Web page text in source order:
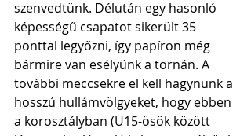
szenvedtünk. Délután egy hasonló
képességű csapatot sikerült 35
ponttal legyőzni, így papíron még
bármire van esélyünk a tornán. A
további meccsekre el kell hagynunk a
hosszú hullámvölgyeket, hogy ebben
a korosztályban (U15-ösök között